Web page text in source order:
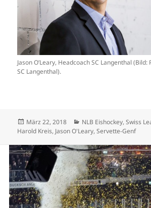
Jason O’Leary, Headcoach SC Langenthal (Bild:
SC Langenthal).
Veröffentlicht
am
März 22, 2018 Kategorien
NLB Eishockey,Swiss
Harold Kreis, Jason O'Leary,Servette-Genf